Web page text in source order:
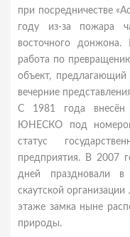
при посредничестве
году из-за пожара
восточного
работа по
объект,
вечерние
С 1981 года внесён
ЮНЕСКО под
статус
предприятия. В 2007
дней праздновали в
скаутской
этаже замка ныне
природы.